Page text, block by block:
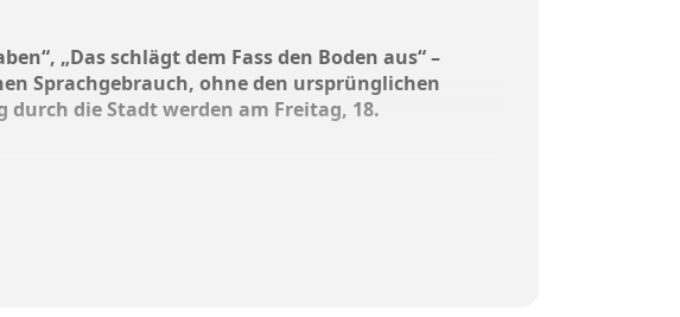
„Das schlägt dem Fass den Boden aus“ –
Sprachgebrauch, ohne den ursprünglichen
die Stadt werden am Freitag, 18.
gerne auch telefonisch unter 08071/105-22.